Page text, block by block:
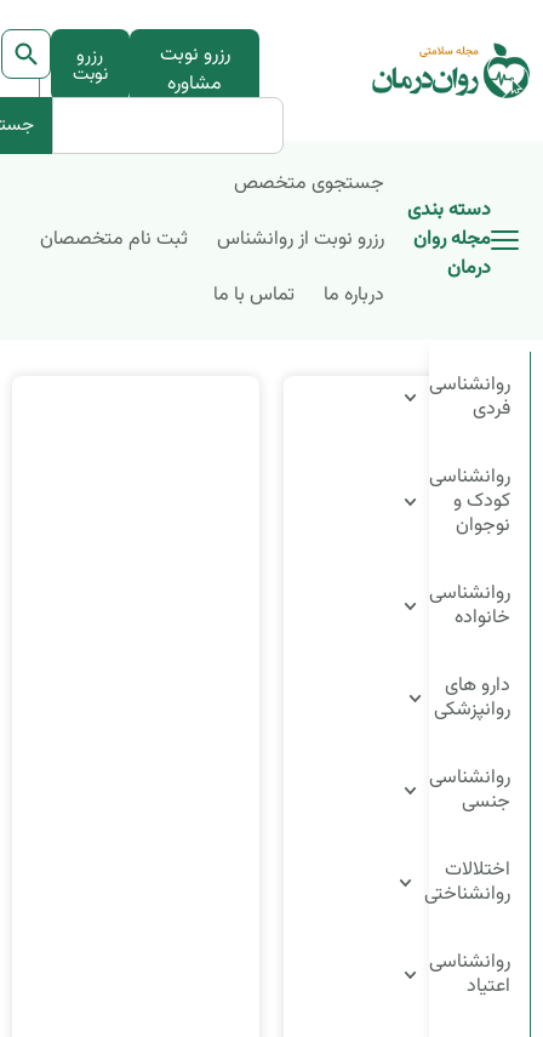
رزرو نوبت
مشاوره
رزرو
نوبت
دسته بندی
مجله روان
درمان
جستجوی متخصص
رزرو نوبت از روانشناس
ثبت نام متخصصان
درباره ما
تماس با ما
روانشناسی
فردی
روانشناسی
کودک و
نوجوان
روانشناسی
خانواده
دارو های
روانپزشکی
روانشناسی
جنسی
اختلالات
روانشناختی
روانشناسی
اعتیاد